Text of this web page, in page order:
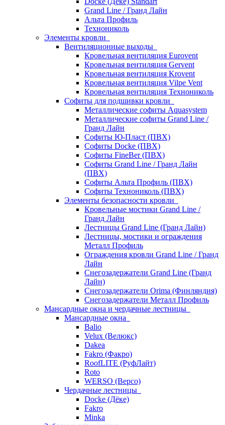
Grand Line / Гранд Лайн
Альта Профиль
Технониколь
Элементы кровли
Вентиляционные выходы
Кровельная вентиляция Eurovent
Кровельная вентиляция Gervent
Кровельная вентиляция Krovent
Кровельная вентиляция Vilpe Vent
Кровельная вентиляция Технониколь
Cофиты для подшивки кровли
Металлические софиты Aquasystem
Металлические софиты Grand Line /
Гранд Лайн
Софиты Ю-Пласт (ПВХ)
Софиты Docke (ПВХ)
Софиты FineBer (ПВХ)
Софиты Grand Line / Гранд Лайн
(ПВХ)
Софиты Альта Профиль (ПВХ)
Софиты Технониколь (ПВХ)
Элементы безопасности кровли
Кровельные мостики Grand Line /
Гранд Лайн
Лестницы Grand Line (Гранд Лайн)
Лестницы, мостики и ограждения
Металл Профиль
Ограждения кровли Grand Line / Гранд
Лайн
Снегозадержатели Grand Line (Гранд
Лайн)
Снегозадержатели Orima (Финляндия)
Снегозадержатели Металл Профиль
Мансардные окна и чердачные лестницы
Мансардные окна
Balio
Velux (Велюкс)
Dakea
Fakro (Факро)
RoofLITE (РуфЛайт)
Roto
WERSO (Версо)
Чердачные лестницы
Docke (Дёке)
Fakro
Minka